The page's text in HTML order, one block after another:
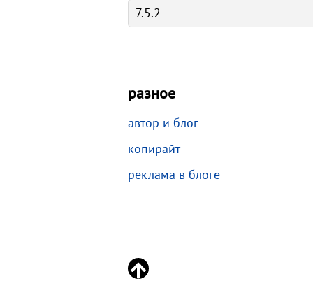
разное
автор и блог
копирайт
реклама в блоге